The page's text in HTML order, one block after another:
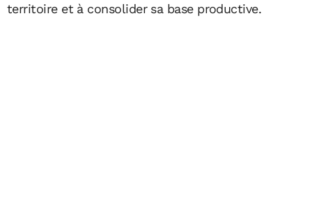
territoire et à consolider sa base productive.